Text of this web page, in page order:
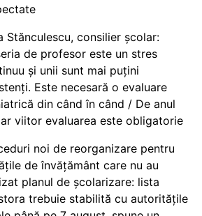
Stănculescu, consilier școlar:
de profesor este un stres
și unii sunt mai puțini
Este necesară o evaluare
din când în când / De anul
viitor evaluarea este obligatorie
noi de reorganizare pentru
de învățământ care nu au
planul de școlarizare: lista
trebuie stabilită cu autoritățile